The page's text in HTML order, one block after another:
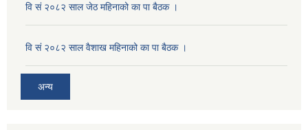
वि सं २०८२ साल जेठ महिनाको का पा बैठक ।
वि सं २०८२ साल वैशाख महिनाको का पा बैठक ।
अन्य